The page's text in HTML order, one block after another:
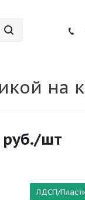
на
/шт
ЛДСП/